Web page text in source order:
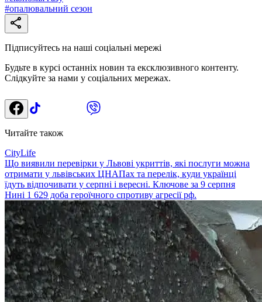
#опалювальний сезон
Підписуйтесь на наші соціальні мережі
Будьте в курсі останніх новин та ексклюзивного контенту.
Слідкуйте за нами у соціальних мережах.
Читайте також
CityLife
Що виявили перевірки у Львові укриттів, які послуги можна
отримати у львівських ЦНАПах та перелік, куди українці
їдуть відпочивати у серпні і вересні. Ключове за 9 серпня
Нині 1 629 доба героїчного спротиву агресії рф.